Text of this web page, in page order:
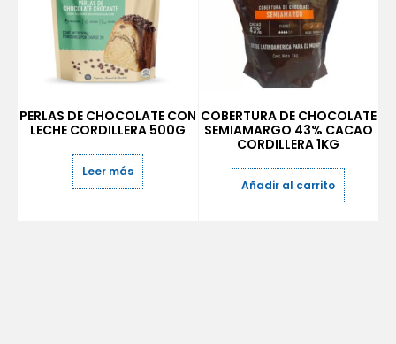
PERLAS DE CHOCOLATE CON
LECHE CORDILLERA 500G
Leer más
COBERTURA DE CHOCOLATE
SEMIAMARGO 43% CACAO
CORDILLERA 1KG
Añadir al carrito